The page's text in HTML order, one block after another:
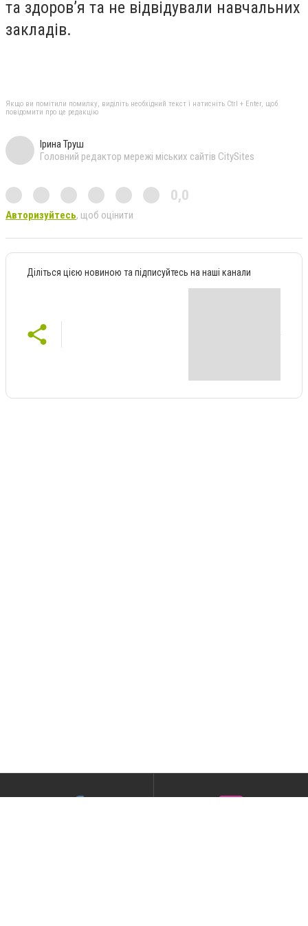
та здоров’я та не відвідували навчальних
закладів.
Якщо ви помітили помилку, виділіть необхідний текст і натисніть Ctrl + Enter, щоб
повідомити про це редакцію
Ірина Труш
Головний редактор мережі міських сайтів CitySites
0,0
Авторизуйтесь, щоб оцінити
Діліться цією новиною та підписуйтесь на наші канали